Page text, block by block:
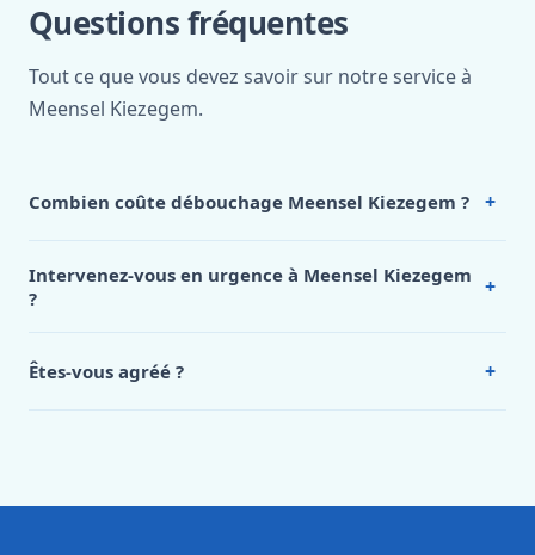
Questions fréquentes
Tout ce que vous devez savoir sur notre service à
Meensel Kiezegem.
Combien coûte débouchage Meensel Kiezegem ? +
Meensel Kiezegem, appelez le 0472 53 24 26.
Intervenez-vous en urgence à Meensel Kiezegem
?
+
Êtes-vous agréé ? +